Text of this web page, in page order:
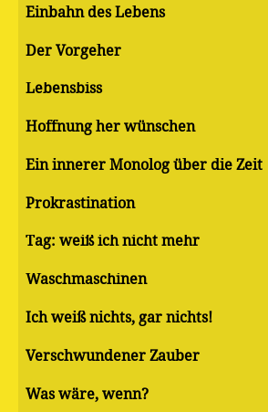
Einbahn des Lebens
Der Vorgeher
Lebensbiss
Hoffnung her wünschen
Ein innerer Monolog über die Zeit
Pro­kras­ti­na­ti­on
Tag: weiß ich nicht mehr
Waschmaschinen
Ich weiß nichts, gar nichts!
Verschwundener Zauber
Was wäre, wenn?